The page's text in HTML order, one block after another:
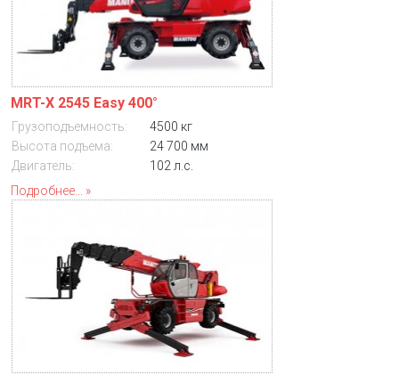
MRT-X 2545 Easy 400°
Грузоподъемность:
4500 кг
Высота подъема:
24 700 мм
Двигатель:
102 л.с.
Подробнее...